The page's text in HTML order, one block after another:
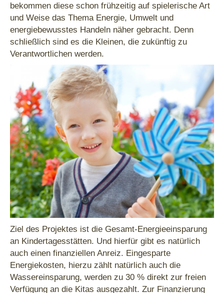
bekommen diese schon frühzeitig auf spielerische Art
und Weise das Thema Energie, Umwelt und
energiebewusstes Handeln näher gebracht. Denn
schließlich sind es die Kleinen, die zukünftig zu
Verantwortlichen werden.
Ziel des Projektes ist die Gesamt-Energieeinsparung
an Kindertagesstätten. Und hierfür gibt es natürlich
auch einen finanziellen Anreiz. Eingesparte
Energiekosten, hierzu zählt natürlich auch die
Wassereinsparung, werden zu 30 % direkt zur freien
Verfügung an die Kitas ausgezahlt. Zur Finanzierung